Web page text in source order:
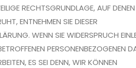
RECHTSGRUNDLAGE, AUF DENEN
ENTNEHMEN SIE DIESER
WENN SIE WIDERSPRUCH
PERSONENBEZOGENEN
ES SEI DENN, WIR KÖNNEN